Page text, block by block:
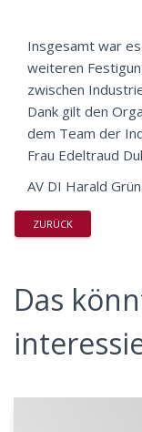
Insgesamt war
weiteren
zwischen
Dank gilt den
dem Team der
Frau Edeltraud
AV DI Harald
ZURÜCK
Das